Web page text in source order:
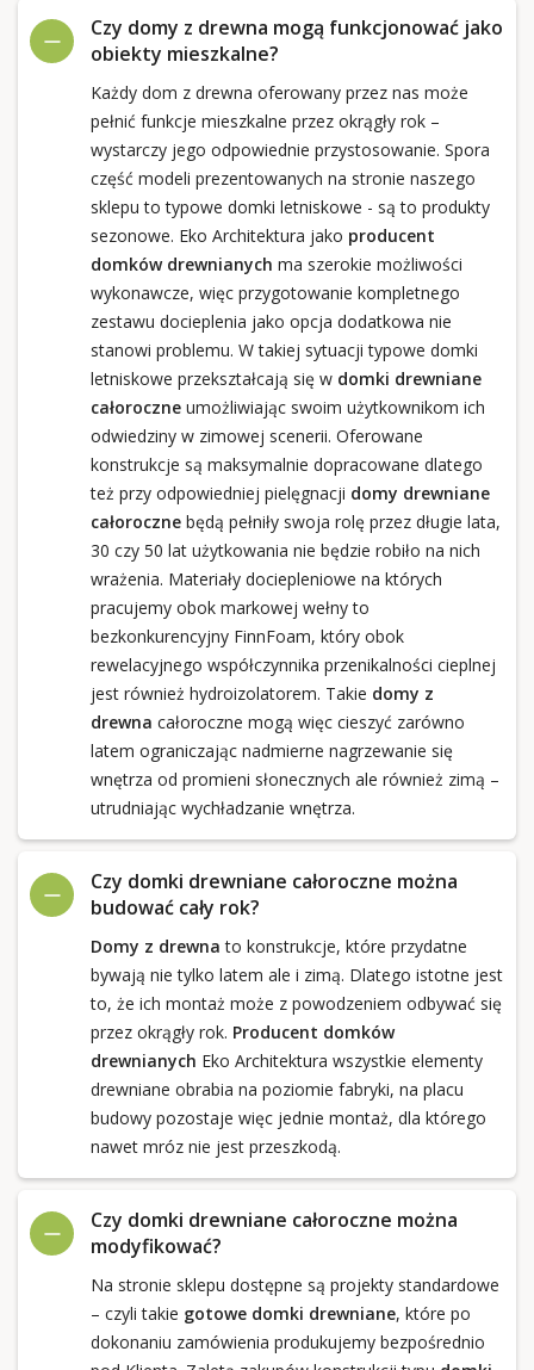
Czy domy z drewna mogą funkcjonować jako
obiekty mieszkalne?
Każdy dom z drewna oferowany przez nas może
pełnić funkcje mieszkalne przez okrągły rok –
wystarczy jego odpowiednie przystosowanie. Spora
część modeli prezentowanych na stronie naszego
sklepu to typowe domki letniskowe - są to produkty
sezonowe. Eko Architektura jako producent
domków drewnianych ma szerokie możliwości
wykonawcze, więc przygotowanie kompletnego
zestawu docieplenia jako opcja dodatkowa nie
stanowi problemu. W takiej sytuacji typowe domki
letniskowe przekształcają się w domki drewniane
całoroczneumożliwiając swoim użytkownikom ich
odwiedziny w zimowej scenerii. Oferowane
konstrukcje są maksymalnie dopracowane dlatego
też przy odpowiedniej pielęgnacji domy drewniane
całorocznebędą pełniły swoja rolę przez długie lata,
30 czy 50 lat użytkowania nie będzie robiło na nich
wrażenia. Materiały dociepleniowe na których
pracujemy obok markowej wełny to
bezkonkurencyjny FinnFoam, który obok
rewelacyjnego współczynnika przenikalności cieplnej
jest również hydroizolatorem. Takie domy z
drewna całoroczne mogą więc cieszyć zarówno
latem ograniczając nadmierne nagrzewanie się
wnętrza od promieni słonecznych ale również zimą –
utrudniając wychładzanie wnętrza.
Czy domki drewniane całoroczne można
budować cały rok?
Domy z drewna to konstrukcje, które przydatne
bywają nie tylko latem ale i zimą. Dlatego istotne jest
to, że ich montaż może z powodzeniem odbywać się
przez okrągły rok. Producent domków
drewnianych Eko Architektura wszystkie elementy
drewniane obrabia na poziomie fabryki, na placu
budowy pozostaje więc jednie montaż, dla którego
nawet mróz nie jest przeszkodą.
Czy domki drewniane całoroczne można
modyfikować?
Na stronie sklepu dostępne są projekty standardowe
– czyli takie gotowe domki drewniane, które po
dokonaniu zamówienia produkujemy bezpośrednio